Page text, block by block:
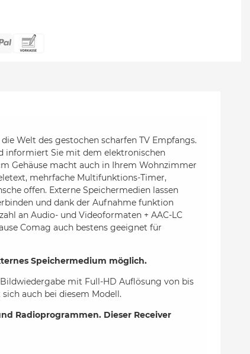
Welt des gestochen scharfen TV Empfangs.
informiert Sie mit dem elektronischen
Gehäuse macht auch in Ihrem Wohnzimmer
mehrfache Multifunktions-Timer,
offen. Externe Speichermedien lassen
und dank der Aufnahme funktion
an Audio- und Videoformaten + AAC-LC
Comag auch bestens geeignet für
Speichermedium möglich.
mit Full-HD Auflösung von bis
auch bei diesem Modell.
Radioprogrammen. Dieser Receiver